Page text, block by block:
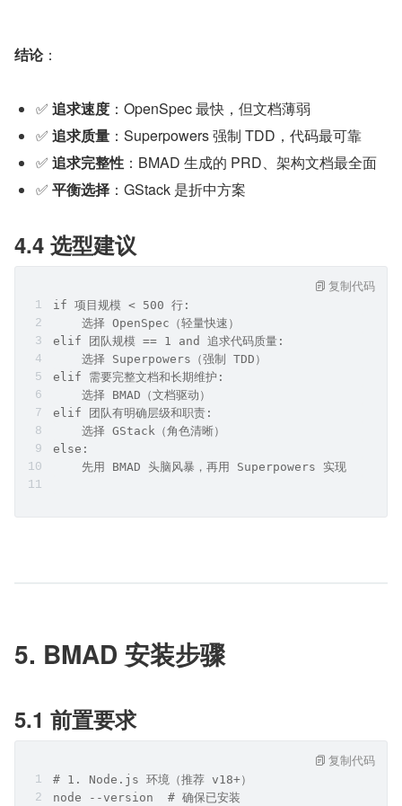
结论：
✅ 追求速度 ：OpenSpec 最快，但文档薄弱
✅ 追求质量 ：Superpowers 强制 TDD，代码最可靠
✅ 追求完整性 ：BMAD 生成的 PRD、架构文档最全面
✅ 平衡选择 ：GStack 是折中方案
4.4 选型建议
if 项目规模 < 500 行:
    选择 OpenSpec（轻量快速）
elif 团队规模 == 1 and 追求代码质量:
    选择 Superpowers（强制 TDD）
elif 需要完整文档和长期维护:
    选择 BMAD（文档驱动）
elif 团队有明确层级和职责:
    选择 GStack（角色清晰）
else:
    先用 BMAD 头脑风暴，再用 Superpowers 实现
复制代码
5. BMAD 安装步骤
5.1 前置要求
# 1. Node.js 环境（推荐 v18+）
node --version  # 确保已安装
复制代码